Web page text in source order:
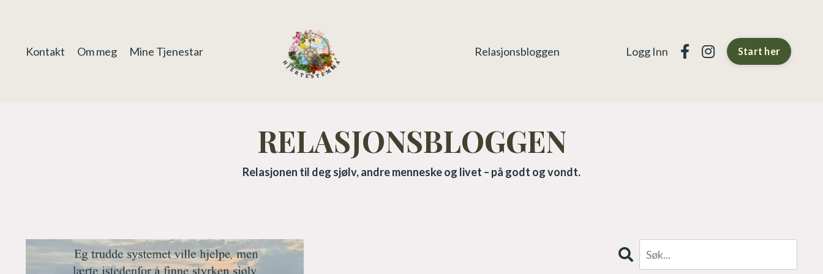
Kontakt Om meg Mine Tjenestar Relasjonsbloggen Logg Inn Start her
RELASJONSBLOGGEN
Relasjonen til deg sjølv, andre menneske og livet – på godt og vondt.